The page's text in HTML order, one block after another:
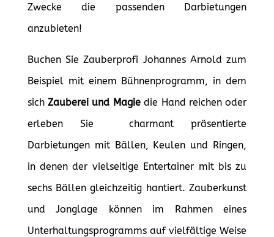
Zwecke die passenden Darbietungen
anzubieten!
Buchen Sie Zauberprofi Johannes Arnold zum
Beispiel mit einem Bühnenprogramm, in dem
sichZauberei und Magiedie Hand reichen oder
erleben Sie charmant präsentierte
Darbietungen mit Bällen, Keulen und Ringen,
in denen der vielseitige Entertainer mit bis zu
sechs Bällen gleichzeitig hantiert. Zauberkunst
und
Jonglage können im Rahmen eines
Unterhaltungsprogramms auf vielfältige Weise